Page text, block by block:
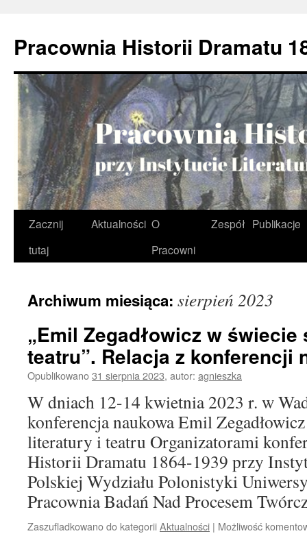
treści
Pracownia Historii Dramatu
Zacznij
tutaj
Aktualności O
Pracowni
Zespół Publikacje
Archiwum miesiąca: sierpień 2023
„Emil Zegadłowicz w
teatru”. Relacja z konferencji
Opublikowano31 sierpnia 2023, autor: agnieszka
W dniach 12-14 kwietnia 2023 r. w
konferencja naukowa Emil
literatury i teatru Organizatorami
Historii Dramatu 1864-1939 przy
Polskiej Wydziału Polonistyki
Pracownia Badań Nad Procesem
Zaszufladkowano do kategoriiAktualności | Możliwość